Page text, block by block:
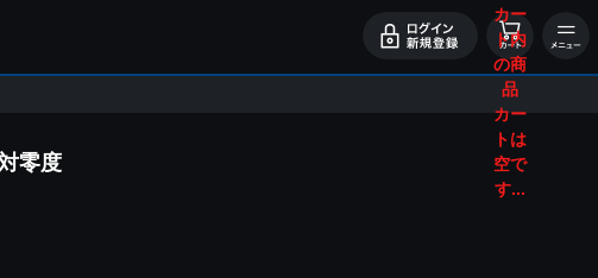
カー
ト内
の商
品
カー
トは
空で
す...
零度